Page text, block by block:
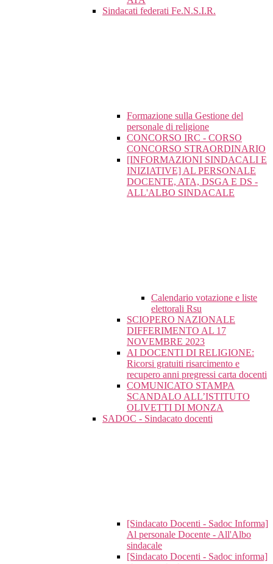
Sindacati federati Fe.N.S.I.R.
Formazione sulla Gestione del
personale di religione
CONCORSO IRC - CORSO
CONCORSO STRAORDINARIO
[INFORMAZIONI SINDACALI E
INIZIATIVE] AL PERSONALE
DOCENTE, ATA, DSGA E DS -
ALL'ALBO SINDACALE
Calendario votazione e liste
elettorali Rsu
SCIOPERO NAZIONALE
DIFFERIMENTO AL 17
NOVEMBRE 2023
AI DOCENTI DI RELIGIONE:
Ricorsi gratuiti risarcimento e
recupero anni pregressi carta docenti
COMUNICATO STAMPA
SCANDALO ALL’ISTITUTO
OLIVETTI DI MONZA
SADOC - Sindacato docenti
[Sindacato Docenti - Sadoc Informa]
Al personale Docente - All'Albo
sindacale
[Sindacato Docenti - Sadoc informa]